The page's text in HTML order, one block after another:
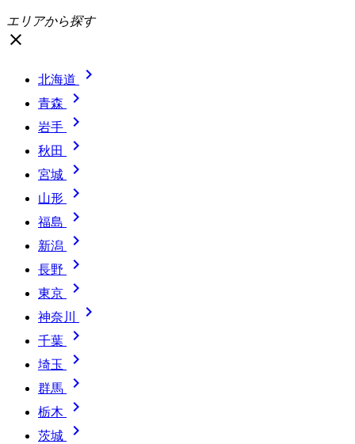
エリアから探す
close
北海道 
青森 
岩手 
秋田 
宮城 
山形 
福島 
新潟 
長野 
東京 
神奈川 
千葉 
埼玉 
群馬 
栃木 
茨城 